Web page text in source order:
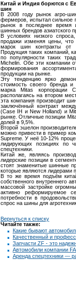
Китай и Индия борются с
шин
В 2008 году рынок агро-
фермеров, испытал сильное
рынок в последнее время
шинных брендов азиатского
В условиях низкого
продажи изменяя цены, что
марок шин контракты от
Продукция таких компаний,
по популярности таких
Michelin. Обе эти компании
формирования
продукции на рынке.
Эту тенденцию ярко
стоимость своего бренда
марка Mitas корпорации
располагаясь на втором
эта компания производит
заключённый контракт
(Case IH и New Holland) и
рынке. Отличные позиции
долей в 9,5%.
Второй эшелон
можно привести в пример
Supreme. У неё 10-12%
лидирующих позициях по
спецтехники.
Китай же, являясь
лидерские позиции в
стоят знаменитые шинные
которые являются лидерами
В то же время подъём
собственного внутреннего
массовой застройке
активно реформируемое
потребности в
спрос на шины для
Вернуться к списку
Читайте также:
Какие бывают
Качественный и
Запчасти ZF - это
Автомобили компании
Аренда спецтехники —